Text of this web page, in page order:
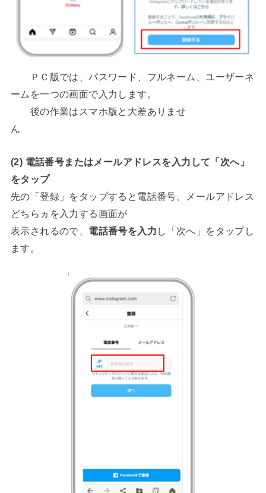
ＰＣ版では、パスワード、フルネーム、ユーザーネ
ームを一つの画面で入力します。
後の作業はスマホ版と大差ありませ
ん
(2) 電話番号またはメールアドレスを入力して「次へ」
をタップ
先の「登録」をタップすると電話番号、メールアドレス
どちらヵを入力する画面が
表示されるので、 電話番号を入力 し「次へ」をタップし
ます。